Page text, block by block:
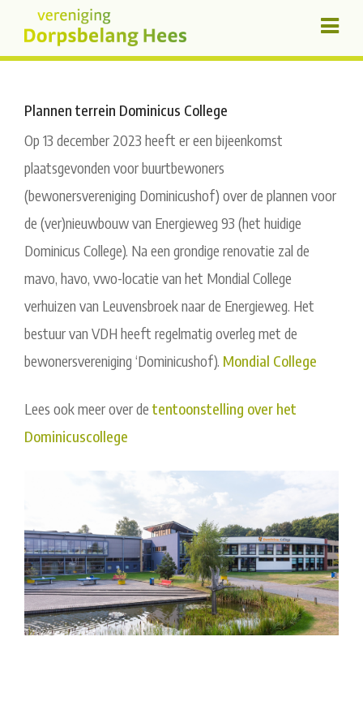
Plannen terrein Dominicus College
Op 13 december 2023 heeft er een bijeenkomst
plaatsgevonden voor buurtbewoners
(bewonersvereniging Dominicushof) over de plannen voor
de (ver)nieuwbouw van Energieweg 93 (het huidige
Dominicus College). Na een grondige renovatie zal de
mavo, havo, vwo-locatie van het Mondial College
verhuizen van Leuvensbroek naar de Energieweg. Het
bestuur van VDH heeft regelmatig overleg met de
bewonersvereniging ‘Dominicushof). Mondial College
Lees ook meer over de tentoonstelling over het
Dominicuscollege